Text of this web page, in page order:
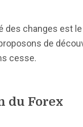
des changes est
de
cesse.
du Forex